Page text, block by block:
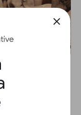
close
contar